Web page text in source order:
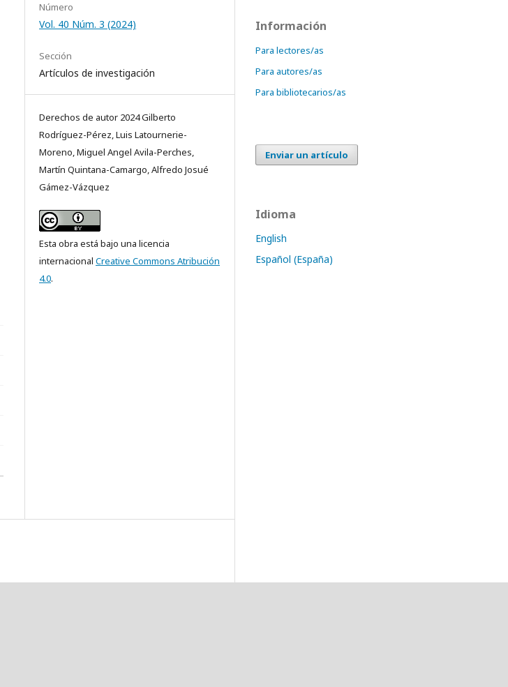
Número
Vol. 40 Núm. 3 (2024)
Sección
Artículos de investigación
Derechos de autor 2024 Gilberto
Rodríguez-Pérez, Luis Latournerie-
Moreno, Miguel Angel Avila-Perches,
Martín Quintana-Camargo, Alfredo Josué
Gámez-Vázquez
Esta obra está bajo una licencia
internacional Creative Commons Atribución
4.0.
Información
Para lectores/as
Para autores/as
Para bibliotecarios/as
Enviar un artículo
Idioma
English
Español (España)